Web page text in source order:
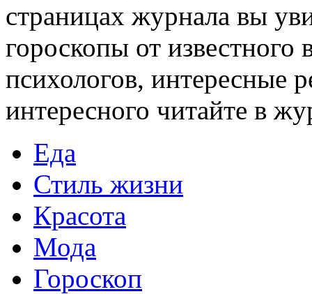
страницах журнала вы
гороскопы от известного
психологов, интересные
интересного читайте в
Еда
Стиль жизни
Красота
Мода
Гороскоп